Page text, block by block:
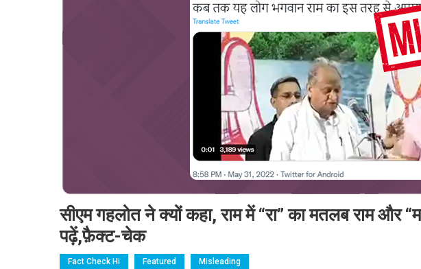
सीएम गहलोत ने क्यों कहा, राम में “रा” का मतलब राम और
पढ़ें,फ़ैक्ट-चेक
Fact Check Hi Featured Misleading